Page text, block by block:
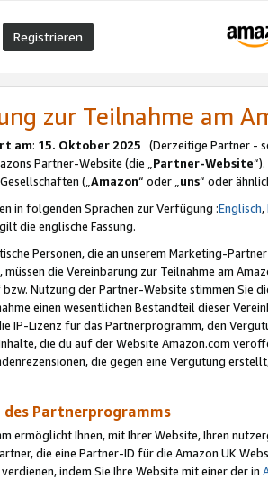
Registrieren
zur Teilnahme am
am: 15. Oktober 2025 (Derzeitige Partner -
Partner-Website (die „Partner-Website
(„Amazon“ oder „uns“ oder
in folgenden Sprachen zur Verfügung :Englisch,
die englische Fassung.
Personen, die an unserem Marketing-
müssen die Vereinbarung zur Teilnahme am
Nutzung der Partner-Website stimmen Sie
einen wesentlichen Bestandteil dieser
IP-Lizenz für das Partnerprogramm, den
die du auf der Website Amazon.com
die gegen eine Vergütung
des Partnerprogramms
ermöglicht Ihnen, mit Ihrer Website, Ihren
die eine Partner-ID für die Amazon UK
indem Sie Ihre Website mit einer der in